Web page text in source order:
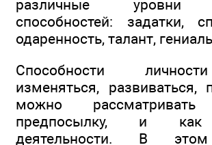
различные уровни
способностей: задатки,
одаренность, талант,
Способности
изменяться, развиваться,
можно
предпосылку, и как
деятельности. В